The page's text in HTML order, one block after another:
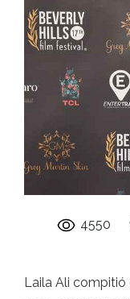
4550
Laila Ali